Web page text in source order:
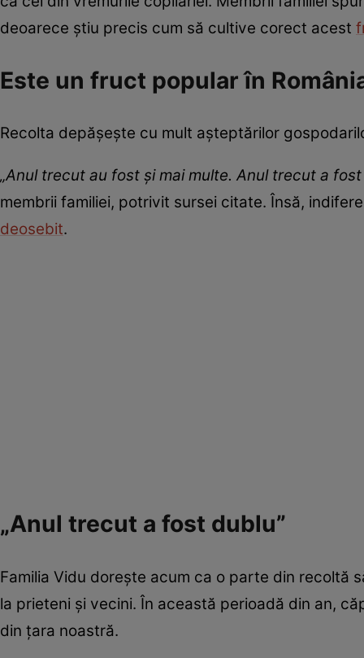
deoarece știu precis cum să cultive corect acest
Este un fruct popular în
Recolta depășește cu mult așteptărilor
„Anul trecut au fost și mai multe. Anul trecut a
membrii familiei, potrivit sursei citate. Însă,
deosebit.
„Anul trecut a fost dublu”
Familia Vidu dorește acum ca o parte din recoltă
la prieteni și vecini. În această perioadă din an,
din țara noastră.